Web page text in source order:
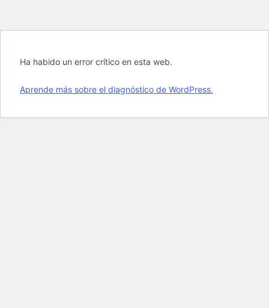
Ha habido un error crítico en esta web.
Aprende más sobre el diagnóstico de WordPress.